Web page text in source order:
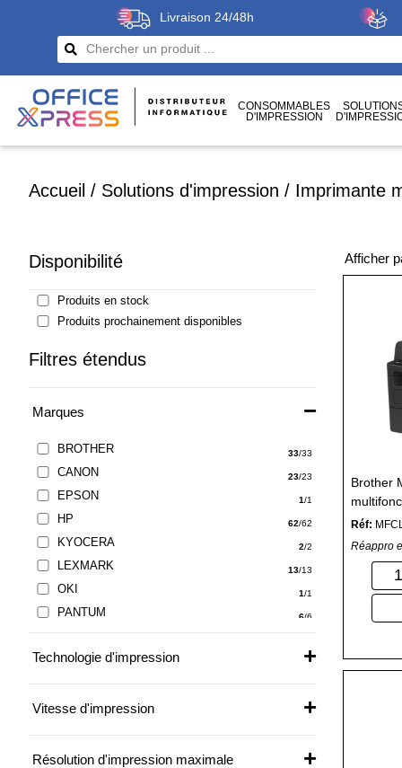
Livraison 24/48h
CONSOMMABLES
D'IMPRESSION
Accueil / Solutions d'impression / Imprimante
Disponibilité
Produits en stock
Produits prochainement disponibles
Filtres étendus
Marques
BROTHER 33/33
CANON 23/23
EPSON 1/1
HP 62/62
KYOCERA 2/2
LEXMARK 13/13
OKI 1/1
PANTUM 6/6
SAMSUNG
XEROX /3
Technologie d'impression
Vitesse d'impression
Résolution d'impression maximale
Afficher
Brother
Réf:
Réappro